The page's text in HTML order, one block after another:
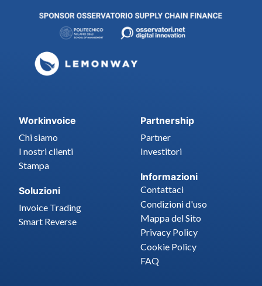
Workinvoice
Chi siamo
I nostri clienti
Stampa
Soluzioni
Invoice Trading
Smart Reverse
Partnership
Partner
Investitori
Informazioni
Contattaci
Condizioni d'uso
Mappa del Sito
Privacy Policy
Cookie Policy
FAQ